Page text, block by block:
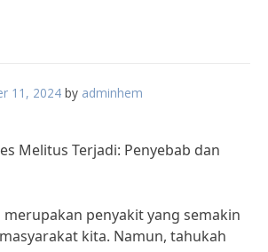
11, 2024 by adminhem
Melitus Terjadi: Penyebab dan
penyakit yang semakin
kita. Namun, tahukah